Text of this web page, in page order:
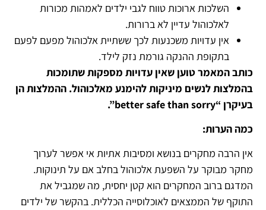
השלכות ארוכות טווח לגבי ילדים לאמהות מכורות
לאלכוהול עדיין לא ברורות.
אין עדויות משכנעות לכך ששתיית אלכוהול מפעם לפעם
בתקופת ההנקה גורמת נזק לילד.
כותב המאמר טוען שאין עדויות מספקות שתומכות
בהמלצות לנשים מיניקות להימנע מאלכוהול. ההמלצות הן
בעיקרן “better safe than sorry”.
כמה הערות:
אין הרבה מחקרים בנושא ומסיבות אתיות אי אפשר לערוך
מחקר מבוקר על השפעת אלכוהול בחלב אם על תינוקות.
המדגם ברוב המחקרים הוא קטן יחסית, מה שמגביל את
התוקף של הממצאים לאוכלוסייה הכללית. בהקשר של ילדים